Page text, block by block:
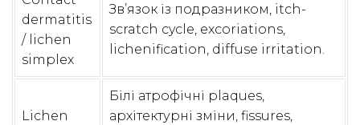
dermatitis
/ lichen
simplex
Зв’язок із подразником, itch-
scratch cycle, excoriations,
lichenification, diffuse irritation.
Lichen
Білі атрофічні plaques,
архітектурні зміни, fissures,